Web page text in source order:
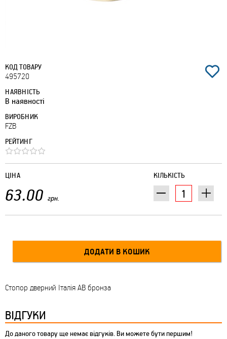
КОД ТОВАРУ
495720
НАЯВНІСТЬ
В наявності
ВИРОБНИК
FZB
РЕЙТИНГ
КІЛЬКІСТЬ
ЦІНА
63.00 грн.
Стопор дверний Італія AB бронза
ВІДГУКИ
До даного товару ще немає відгуків. Ви можете бути першим!